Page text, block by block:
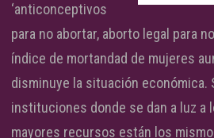
‘anticonceptivos
para no abortar, aborto legal para
índice de mortandad de mujeres
disminuye la situación económica.
instituciones donde se dan a luz a
mayores recursos están los